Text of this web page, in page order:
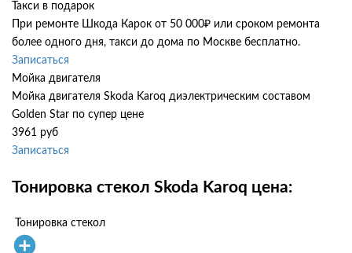
Такси в подарок
При ремонте Шкода Карок от 50 000₽ или сроком ремонта
более одного дня, такси до дома по Москве бесплатно.
Записаться
Мойка двигателя
Мойка двигателя Skoda Karoq диэлектрическим составом
Golden Star по супер цене
3961 руб
Записаться
Тонировка стекол Skoda Karoq цена:
Тонировка стекол